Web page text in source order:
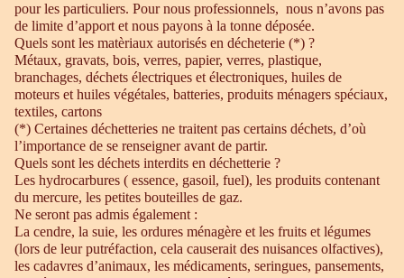
pour les particuliers. Pour nous professionnels, nous n’avons pas
de limite d’apport et nous payons à la tonne déposée.
Quels sont les matèriaux autorisés en décheterie (*) ?
Métaux, gravats, bois, verres, papier, verres, plastique,
branchages, déchets électriques et électroniques, huiles de
moteurs et huiles végétales, batteries, produits ménagers spéciaux,
textiles, cartons
(*) Certaines déchetteries ne traitent pas certains déchets, d’où
l’importance de se renseigner avant de partir.
Quels sont les déchets interdits en déchetterie ?
Les hydrocarbures ( essence, gasoil, fuel), les produits contenant
du mercure, les petites bouteilles de gaz.
Ne seront pas admis également :
La cendre, la suie, les ordures ménagère et les fruits et légumes
(lors de leur putréfaction, cela causerait des nuisances olfactives),
les cadavres d’animaux, les médicaments, seringues, pansements,